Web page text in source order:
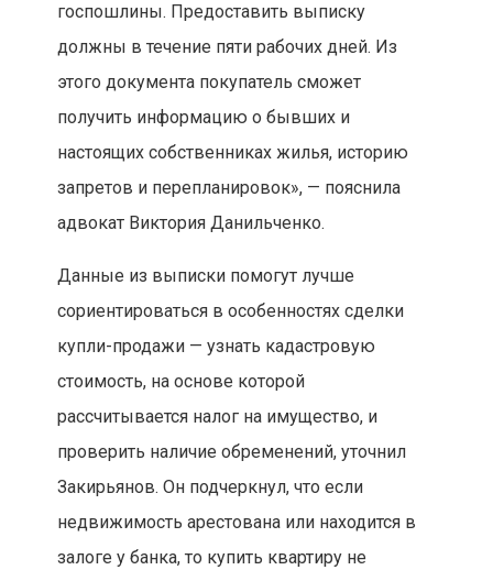
госпошлины. Предоставить выписку
должны в течение пяти рабочих дней. Из
этого документа покупатель сможет
получить информацию о бывших и
настоящих собственниках жилья, историю
запретов и перепланировок», — пояснила
адвокат Виктория Данильченко.
Данные из выписки помогут лучше
сориентироваться в особенностях сделки
купли-продажи — узнать кадастровую
стоимость, на основе которой
рассчитывается налог на имущество, и
проверить наличие обременений, уточнил
Закирьянов. Он подчеркнул, что если
недвижимость арестована или находится в
залоге у банка, то купить квартиру не